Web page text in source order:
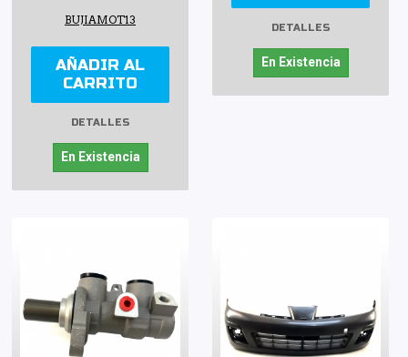
BUJIAMOT13
AÑADIR AL
CARRITO
DETALLES
En Existencia
DETALLES
En Existencia